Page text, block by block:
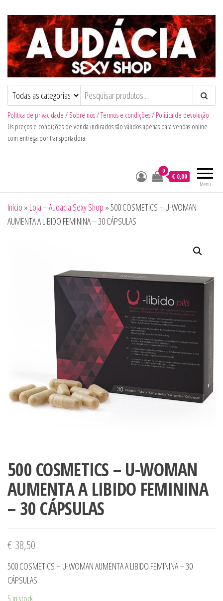
Audacia Sexy Shop
Politica de privacidade / Sobre nós/Termos e condições/ Politica de devolução
Os preços e condições de venda indicados são válidos apenas para vendas online
com entrega por transportadora.
Menu
0
€ 0,00
Início » Loja – Audacia Sexy Shop »500 COSMETICS – U-WOMAN
AUMENTA A LIBIDO FEMININA – 30 CÁPSULAS
500 COSMETICS – U-WOMAN
AUMENTA A LIBIDO FEMININA
– 30 CÁPSULAS
€ 38,50
500 COSMETICS – U-WOMAN AUMENTA A LIBIDO FEMININA – 30
CÁPSULAS
5 in stock